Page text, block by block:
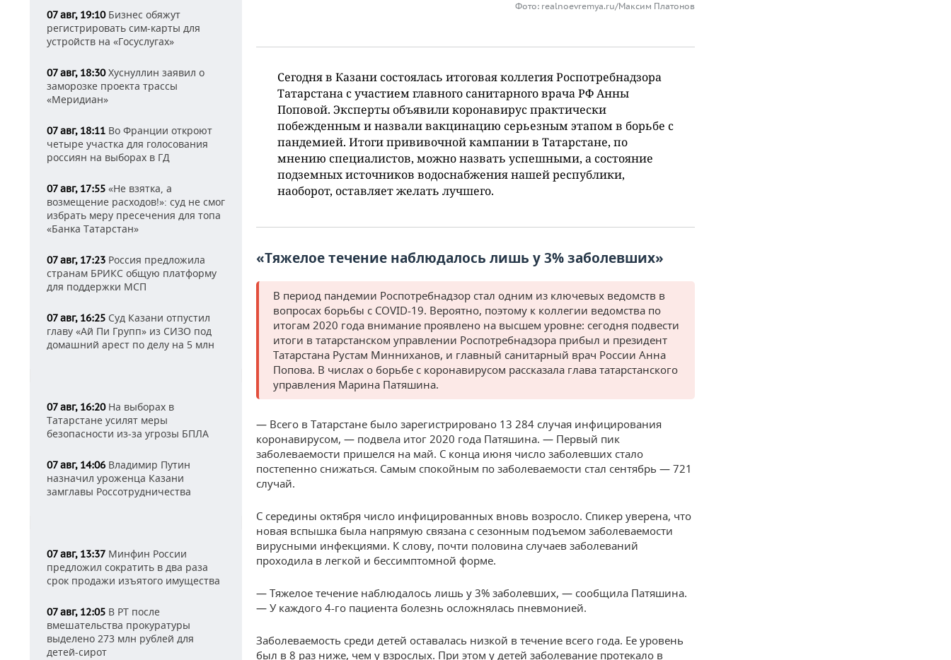
07 авг, 19:10Бизнес обяжут
регистрировать сим-карты для
устройств на «Госуслугах»
07 авг, 18:30Хуснуллин заявил о
заморозке проекта трассы
«Меридиан»
07 авг, 18:11 Во Франции откроют
четыре участка для голосования
россиян на выборах в ГД
07 авг, 17:55 «Не взятка, а
возмещение расходов!»: суд не смог
избрать меру пресечения для топа
«Банка Татарстан»
07 авг, 17:23 Россия предложила
странам БРИКС общую платформу
для поддержки МСП
07 авг, 16:25 Суд Казани отпустил
главу «Ай Пи Групп» из СИЗО под
домашний арест по делу на 5 млн
07 авг, 16:20На выборах в
Татарстане усилят меры
безопасности из-за угрозы БПЛА
07 авг, 14:06 Владимир Путин
назначил уроженца Казани
замглавы Россотрудничества
07 авг, 13:37 Минфин России
предложил сократить в два раза
срок продажи изъятого имущества
07 авг, 12:05 В РТ после
вмешательства прокуратуры
выделено 273 млн рублей для
детей-сирот
Фото: realnoevremya.ru/Максим Платонов
Сегодня в Казани состоялась итоговая коллегия Роспотребнадзора
Татарстана с участием главного санитарного врача РФ Анны
Поповой. Эксперты объявили коронавирус практически
побежденным и назвали вакцинацию серьезным этапом в борьбе с
пандемией. Итоги прививочной кампании в Татарстане, по
мнению специалистов, можно назвать успешными, а состояние
подземных источников водоснабжения нашей республики,
наоборот, оставляет желать лучшего.
«Тяжелое течение наблюдалось лишь у 3% заболевших»
В период пандемии Роспотребнадзор стал одним из ключевых ведомств в
вопросах борьбы с COVID-19. Вероятно, поэтому к коллегии ведомства по
итогам 2020 года внимание проявлено на высшем уровне: сегодня подвести
итоги в татарстанском управлении Роспотребнадзора прибыл и президент
Татарстана Рустам Минниханов, и главный санитарный врач России Анна
Попова. В числах о борьбе с коронавирусом рассказала глава татарстанского
управления Марина Патяшина.
— Всего в Татарстане было зарегистрировано 13 284 случая инфицирования
коронавирусом, — подвела итог 2020 года Патяшина. — Первый пик
заболеваемости пришелся на май. С конца июня число заболевших стало
постепенно снижаться. Самым спокойным по заболеваемости стал сентябрь — 721
случай.
С середины октября число инфицированных вновь возросло. Спикер уверена, что
новая вспышка была напрямую связана с сезонным подъемом заболеваемости
вирусными инфекциями. К слову, почти половина случаев заболеваний
проходила в легкой и бессимптомной форме.
— Тяжелое течение наблюдалось лишь у 3% заболевших, — сообщила Патяшина.
— У каждого 4-го пациента болезнь осложнялась пневмонией.
Заболеваемость среди детей оставалась низкой в течение всего года. Ее уровень
был в 8 раз ниже, чем у взрослых. При этом у детей заболевание протекало в